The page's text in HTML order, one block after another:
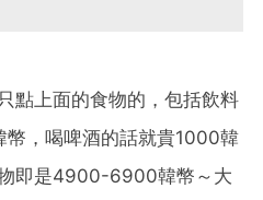
點上面的食物的，包括飲料
，喝啤酒的話就貴1000韓
即是4900-6900韓幣～大